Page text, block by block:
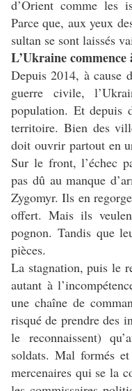
d’Orient comme les
Parce que, aux yeux
sultan se sont laissés
L’Ukraine commence
Depuis 2014, à cause
guerre civile,
population. Et depuis
territoire. Bien des
doit ouvrir partout en
Sur le front, l’échec
pas dû au manque
Zygomyr. Ils en
offert. Mais ils
pognon. Tandis que
pièces.
La stagnation, puis le
autant à
une chaîne de
risqué de prendre des
le reconnaissent)
soldats. Mal formés
mercenaires qui se la